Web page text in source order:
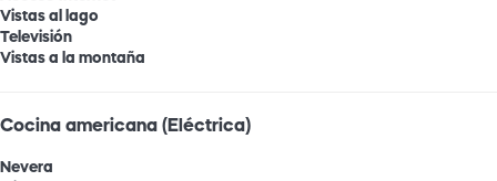
Vistas al lago
Televisión
Vistas a la montaña
Cocina americana (Eléctrica)
Nevera